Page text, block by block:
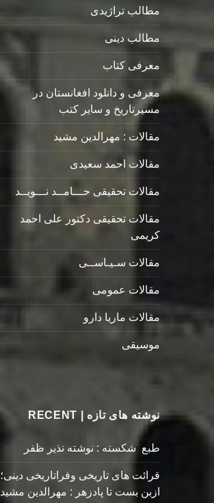
مطالب تراژیدی
مطالب دینی
معرفی کتاب
معرفی و دانلود افغانستان در
مسیرتاریخ و سایر کتب
مقالات : مهرالدین مشید
مقالات احمد سعیدی
مقالات تحقیقی حـــامــد نـــویــد
مقالات تحقیقی دکتور علی احمد
کریمی
مقالات سـیـاســی
مقالات عمومی
مقالات ماریا دارو
موسیقی
نوشته های تازه | RECENT
طبع شکسته : نوشته نذیر ظفر
قرائت های تاریخی وفراتاریخی دینی؛
ازبن بست تا پادزهر : مهرالدین مشید